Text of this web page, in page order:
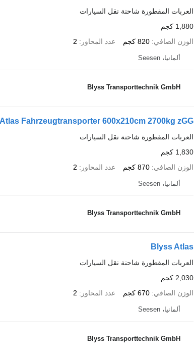
العربات المقطورة شاحنة نقل السيارات
1,880 كجم
الوزن الصافي 820 كجم عدد المحاور 2
ألمانيا، Seesen
Blyss Transporttechnik GmbH
Fahrzeugtransporter 600x210cm 2700kg zGG
العربات المقطورة شاحنة نقل السيارات
1,830 كجم
الوزن الصافي 870 كجم عدد المحاور 2
ألمانيا، Seesen
Blyss Transporttechnik GmbH
Blyss Atlas
العربات المقطورة شاحنة نقل السيارات
2,030 كجم
الوزن الصافي 670 كجم عدد المحاور 2
ألمانيا، Seesen
Blyss Transporttechnik GmbH